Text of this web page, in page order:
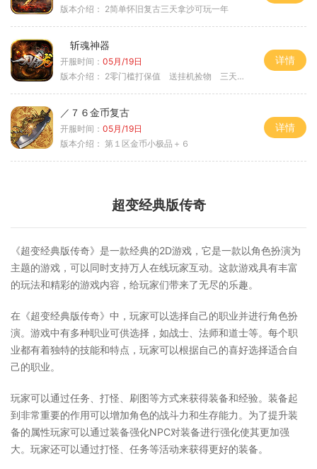
版本介绍： 2简单怀旧复古三天拿沙可玩一年
斩魂神器
开服时间： 05月/19日
版本介绍： 2零门槛打保值 送挂机捡物 三天合区
详情
／７６金币复古
开服时间： 05月/19日
版本介绍： 第１区金币小极品＋６
详情
超变经典版传奇
《超变经典版传奇》是一款经典的2D游戏，它是一款以角色扮演为
主题的游戏，可以同时支持万人在线玩家互动。这款游戏具有丰富
的玩法和精彩的游戏内容，给玩家们带来了无尽的乐趣。
在《超变经典版传奇》中，玩家可以选择自己的职业并进行角色扮
演。游戏中有多种职业可供选择，如战士、法师和道士等。每个职
业都有着独特的技能和特点，玩家可以根据自己的喜好选择适合自
己的职业。
玩家可以通过任务、打怪、刷图等方式来获得装备和经验。装备起
到非常重要的作用可以增加角色的战斗力和生存能力。为了提升装
备的属性玩家可以通过装备强化NPC对装备进行强化使其更加强
大。玩家还可以通过打怪、任务等活动来获得更好的装备。